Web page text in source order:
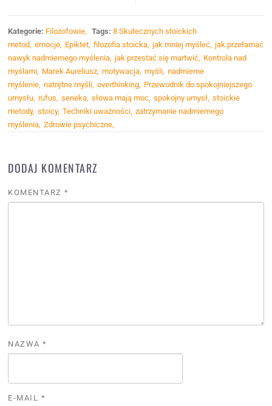
Kategorie: Filozofowie Tags: 8 Skutecznych stoickich
metod emocje Epiktet filozofia stoicka jak mniej myśleć jak przełamać
nawyk nadmiernego myślenia jak przestać się martwić Kontrola nad
myślami Marek Aureliusz motywacja myśli nadmierne
myślenie natrętne myśli overthinking Przewodnik do spokojniejszego
umysłu rufus seneka słowa mają moc spokojny umysł stoickie
metody stoicy Techniki uważności zatrzymanie nadmiernego
myślenia Zdrowie psychiczne
DODAJ KOMENTARZ
KOMENTARZ*
NAZWA*
E-MAIL *